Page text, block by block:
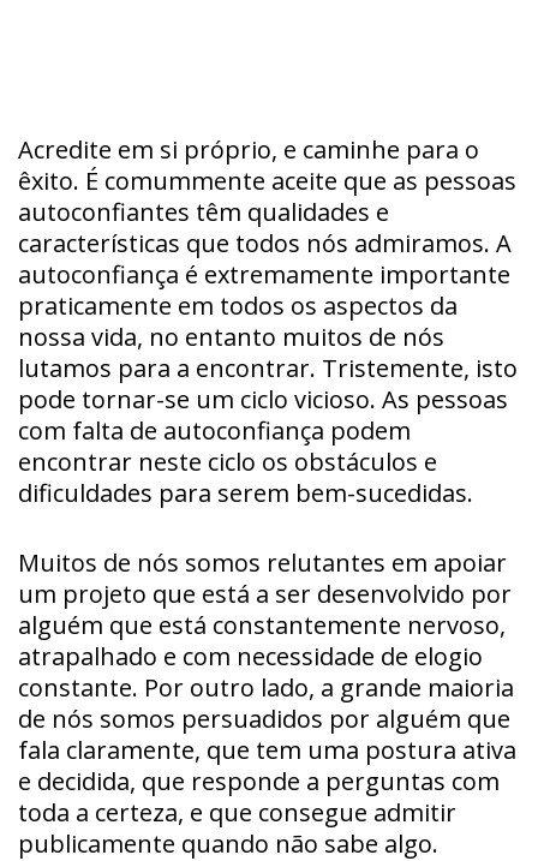
Acredite em si próprio, e caminhe para o
êxito. É comummente aceite que as pessoas
autoconfiantes têm qualidades e
características que todos nós admiramos. A
autoconfiança é extremamente importante
praticamente em todos os aspectos da
nossa vida, no entanto muitos de nós
lutamos para a encontrar. Tristemente, isto
pode tornar-se um ciclo vicioso. As pessoas
com falta de autoconfiança podem
encontrar neste ciclo os obstáculos e
dificuldades para serem bem-sucedidas.
Muitos de nós somos relutantes em apoiar
um projeto que está a ser desenvolvido por
alguém que está constantemente nervoso,
atrapalhado e com necessidade de elogio
constante. Por outro lado, a grande maioria
de nós somos persuadidos por alguém que
fala claramente, que tem uma postura ativa
e decidida, que responde a perguntas com
toda a certeza, e que consegue admitir
publicamente quando não sabe algo.